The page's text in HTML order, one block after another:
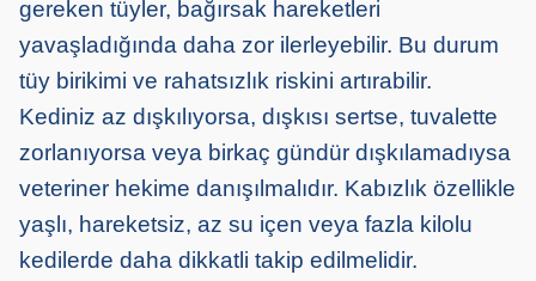
gereken tüyler, bağırsak hareketleri
yavaşladığında daha zor ilerleyebilir. Bu durum
tüy birikimi ve rahatsızlık riskini artırabilir.
Kediniz az dışkılıyorsa, dışkısı sertse, tuvalette
zorlanıyorsa veya birkaç gündür dışkılamadıysa
veteriner hekime danışılmalıdır. Kabızlık özellikle
yaşlı, hareketsiz, az su içen veya fazla kilolu
kedilerde daha dikkatli takip edilmelidir.